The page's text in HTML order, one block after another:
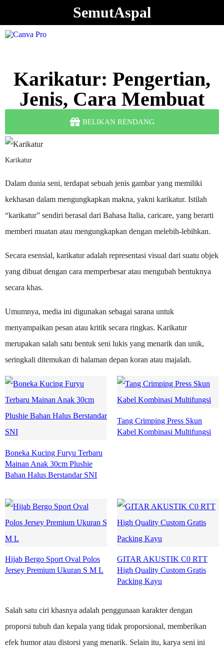
SemutAspal
Karikatur: Pengertian,
Jenis, Cara Membuat
BELIKAN RENDANG
Karikatur
Dalam dunia seni, terdapat sebuah jenis gambar yang memiliki
kekhasan dalam mengungkapkan makna, yakni karikatur. Istilah
“karikatur” sendiri berasal dari Bahasa Italia, caricare, yang berarti
memberi muatan atau mengungkapkan dengan melebih-lebihkan.
Secara esensial, karikatur adalah representasi visual dari suatu objek
yang dibuat dengan cara memperbesar atau mengubah bentuknya
secara khas.
Umumnya, media ini digunakan sebagai sarana untuk
menyampaikan pesan atau kritik secara ringkas. Karikatur
merupakan salah satu bentuk seni lukis yang menarik dan unik,
seringkali ditemukan di halaman depan koran atau majalah.
Boneka Kucing Furyu Terbaru
Mainan Anak 30cm Plushie
Bahan Halus Berstandar SNI
Tang Crimping Press Skun
Kabel Kombinasi Multifungsi
Hijab Bergo Sport Oval Polos
Jersey Premium Ukuran S M L
GITAR AKUSTIK C0 RTT
High Quality Custom Gratis
Packing Kayu
Salah satu ciri khasnya adalah penggunaan karakter dengan
proporsi tubuh dan kepala yang tidak proporsional, memberikan
efek humor atau distorsi yang menarik. Selain itu, karya seni ini